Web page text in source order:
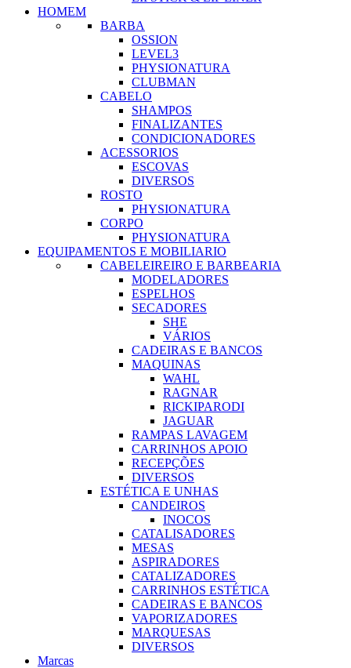
HOMEM
BARBA
OSSION
LEVEL3
PHYSIONATURA
CLUBMAN
CABELO
SHAMPOS
FINALIZANTES
CONDICIONADORES
ACESSORIOS
ESCOVAS
DIVERSOS
ROSTO
PHYSIONATURA
CORPO
PHYSIONATURA
EQUIPAMENTOS E MOBILIARIO
CABELEIREIRO E BARBEARIA
MODELADORES
ESPELHOS
SECADORES
SHE
VÁRIOS
CADEIRAS E BANCOS
MAQUINAS
WAHL
RAGNAR
RICKIPARODI
JAGUAR
RAMPAS LAVAGEM
CARRINHOS APOIO
RECEPÇÕES
DIVERSOS
ESTÉTICA E UNHAS
CANDEIROS
INOCOS
CATALISADORES
MESAS
ASPIRADORES
CATALIZADORES
CARRINHOS ESTÉTICA
CADEIRAS E BANCOS
VAPORIZADORES
MARQUESAS
DIVERSOS
Marcas